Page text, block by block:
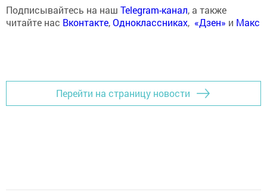
Подписывайтесь на наш Telegram-канал, а также
читайте нас Вконтакте,Одноклассниках, «Дзен» и Макс
Перейти на страницу новости